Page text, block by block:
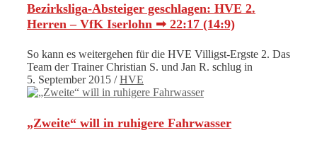
Bezirksliga-Absteiger geschlagen: HVE 2.
Herren – VfK Iserlohn ➟ 22:17 (14:9)
So kann es weitergehen für die HVE Villigst-Ergste 2. Das
Team der Trainer Christian S. und Jan R. schlug in
5. September 2015 /HVE
„Zweite“ will in ruhigere Fahrwasser